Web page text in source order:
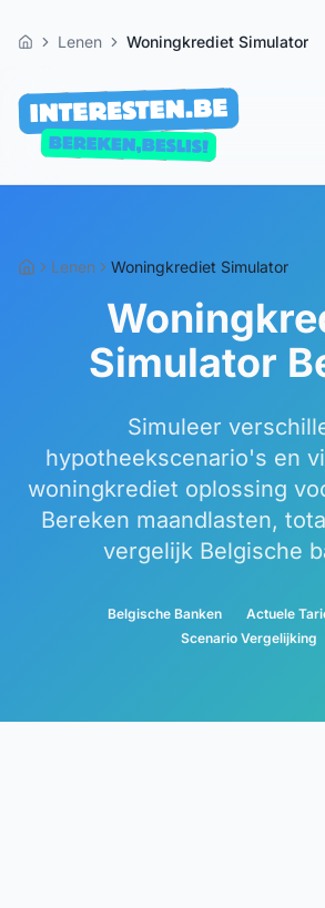
Home Lenen Woningkrediet Simulator
Lenen Woningkrediet Simulator
Simulator
Simuleer
hypotheekscenario's en
woningkrediet oplossing
Bereken maandlasten,
vergelijk Belgische
Belgische Banken
Actuele
Scenario Vergelijking